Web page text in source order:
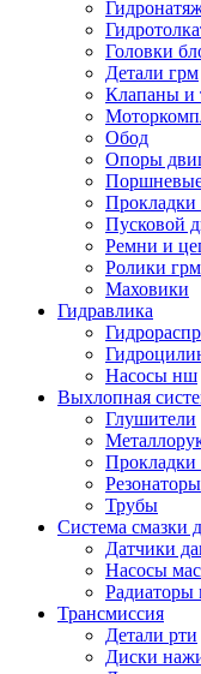
Головки
Детали грм
Клапаны и
Обод
Опоры
Прокладки
Пусковой
Ремни и
Ролики грм
Маховики
Гидравлика
Насосы нш
Выхлопная
Глушители
Резонаторы
Трубы
Система смазки
Датчики
Насосы
Радиаторы
Трансмиссия
Детали рти
Диски